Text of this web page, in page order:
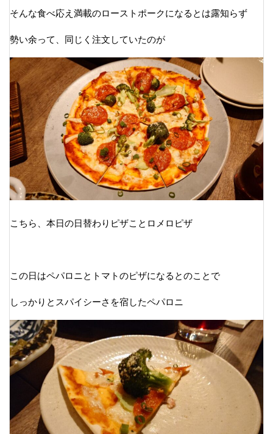
そんな食べ応え満載のローストポークになるとは露知らず
勢い余って、同じく注文していたのが
こちら、本日の日替わりピザことロメロピザ
この日はペパロニとトマトのピザになるとのことで
しっかりとスパイシーさを宿したペパロニ